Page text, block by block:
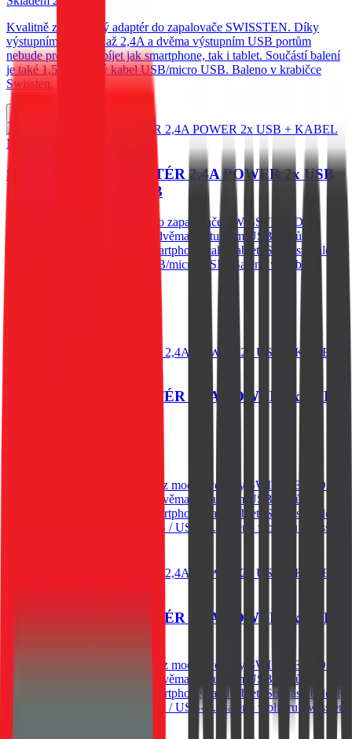
Kvalitně zpracovaný adaptér do zapalovače SWISSTEN. Díky
výstupnímu proudu až 2,4A a dvěma výstupním USB portům
nebude problém dobíjet jak smartphone, tak i tablet. Součástí balení
je také 1,5 m dlouhý kabel USB/micro USB. Baleno v krabičce
Swissten.
SWISSTEN CL ADAPTÉR 2,4A POWER 2x USB
+ KABEL MICRO USB
Kvalitně zpracovaný adaptér do zapalovače SWISSTEN. Díky
výstupnímu proudu až 2,4A a dvěma výstupním USB portům
nebude problém dobíjet jak smartphone, tak i tablet. Součástí balení
je také 1,5 m dlouhý kabel USB/micro USB. Baleno v krabičce
SWISSTEN CL ADAPTÉR 2,4A POWER 2x USB
Kvalitní adaptér do zapalovače z modelové řady SWISSTEN. Díky
výstupnímu proudu až 2,4A a dvěma výstupním USB portům
nebude problém dobíjet jak smartphone, tak i tablet. Součástí balení
je také 1,2 m dlouhý kabel USB / USB-C. Baleno v blistru Swissten
SWISSTEN CL ADAPTÉR 2,4A POWER 2x USB
Kvalitní adaptér do zapalovače z modelové řady SWISSTEN. Díky
výstupnímu proudu až 2,4A a dvěma výstupním USB portům
nebude problém dobíjet jak smartphone, tak i tablet. Součástí balení
je také 1,2 m dlouhý kabel USB / USB-C. Baleno v blistru Swissten